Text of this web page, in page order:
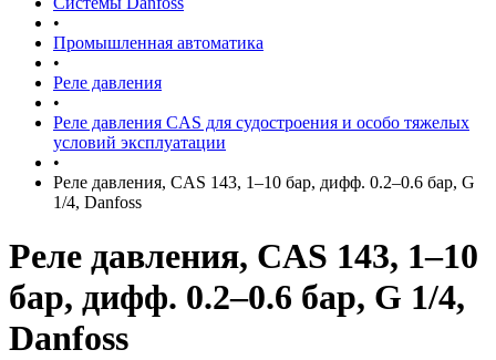
•
Промышленная автоматика
•
Реле давления
•
Реле давления CAS для судостроения и особо тяжелых
условий эксплуатации
•
Реле давления, CAS 143, 1–10 бар, дифф. 0.2–0.6 бар, G
1/4, Danfoss
Реле давления, CAS 143, 1–10
бар, дифф. 0.2–0.6 бар, G 1/4,
Danfoss